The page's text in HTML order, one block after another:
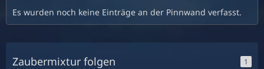
Es wurden noch keine Einträge an der Pinnwand verfasst.
Zaubermixtur folgen 1